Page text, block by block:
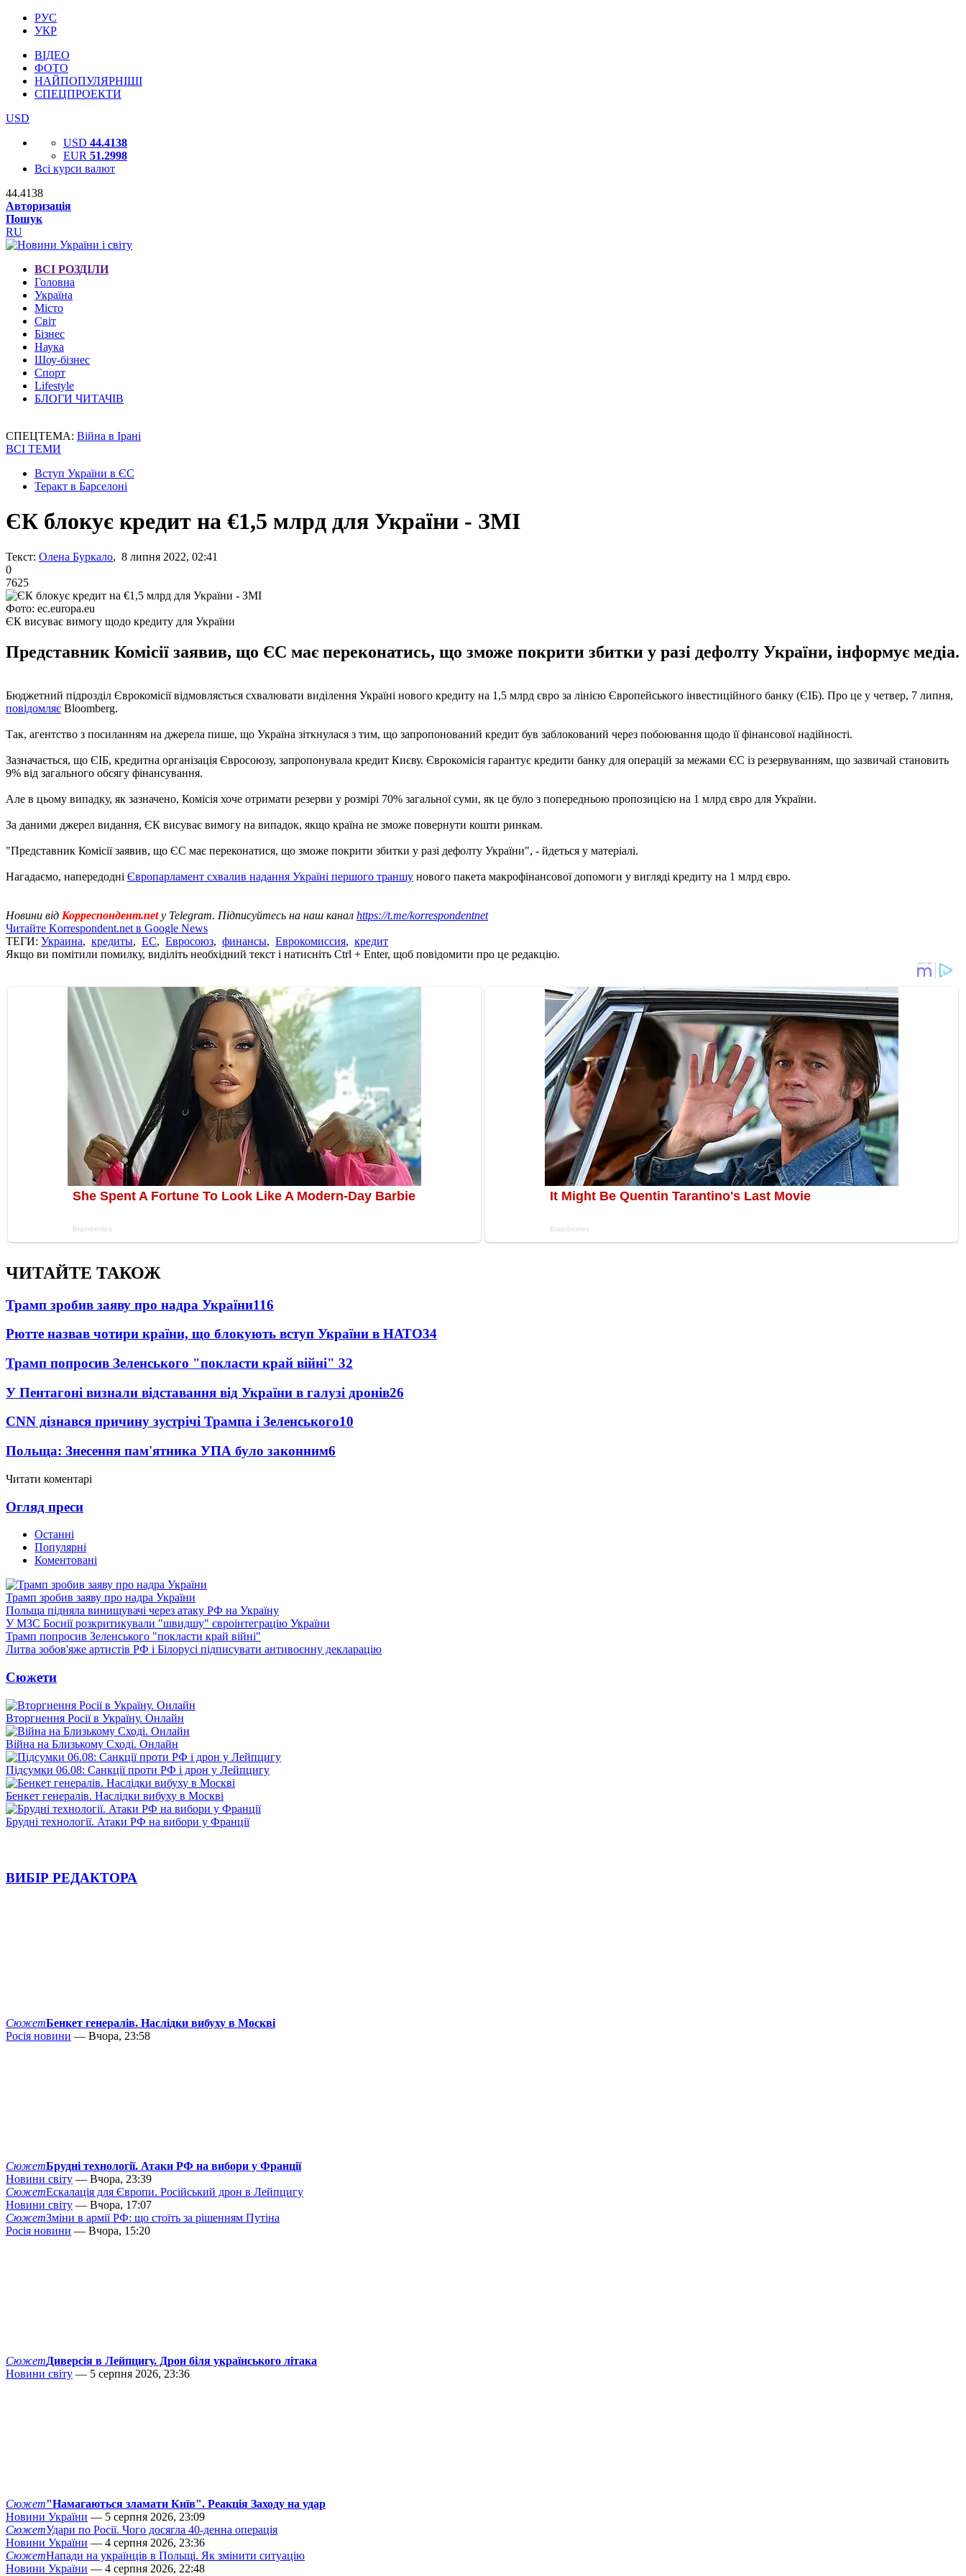
РУС
УКР
ВІДЕО
ФОТО
НАЙПОПУЛЯРНІШІ
СПЕЦПРОЕКТИ
USD
USD 44.4138
EUR 51.2998
Всі курси валют
44.4138
Авторизація
Пошук
RU
ВСІ РОЗДІЛИ
Головна
Україна
Місто
Світ
Бізнес
Наука
Шоу-бізнес
Спорт
Lifestyle
БЛОГИ ЧИТАЧІВ
СПЕЦТЕМА: Війна в Ірані
ВСІ ТЕМИ
Вступ України в ЄС
Теракт в Барселоні
ЄК блокує кредит на €1,5 млрд для України - ЗМІ
Текст: Олена Буркало, 8 липня 2022, 02:41
0
7625
Фото: ec.europa.eu
ЄК висуває вимогу щодо кредиту для України
Представник Комісії заявив, що ЄС має переконатись, що зможе покрити збитки у разі дефолту України, інформує медіа.
Бюджетний підрозділ Єврокомісії відмовляється схвалювати виділення Україні нового кредиту на 1,5 млрд євро за лінією Європейського інвестиційного банку (ЄІБ). Про це у четвер, 7 липня,
повідомляє Bloomberg.
Так, агентство з посиланням на джерела пише, що Україна зіткнулася з тим, що запропонований кредит був заблокований через побоювання щодо її фінансової надійності.
Зазначається, що ЄІБ, кредитна організація Євросоюзу, запропонувала кредит Києву. Єврокомісія гарантує кредити банку для операцій за межами ЄС із резервуванням, що зазвичай становить
9% від загального обсягу фінансування.
Але в цьому випадку, як зазначено, Комісія хоче отримати резерви у розмірі 70% загальної суми, як це було з попередньою пропозицією на 1 млрд євро для України.
За даними джерел видання, ЄК висуває вимогу на випадок, якщо країна не зможе повернути кошти ринкам.
"Представник Комісії заявив, що ЄС має переконатися, що зможе покрити збитки у разі дефолту України", - йдеться у матеріалі.
Нагадаємо, напередодні Європарламент схвалив надання Україні першого траншу нового пакета макрофінансової допомоги у вигляді кредиту на 1 млрд євро.
Новини від Корреспондент.netу Telegram. Підписуйтесь на наш канал https://t.me/korrespondentnet
Читайте Korrespondent.net в Google News
ТЕГИ: Украина, кредиты, ЕС, Евросоюз, финансы, Еврокомиссия, кредит
Якщо ви помітили помилку, виділіть необхідний текст і натисніть Ctrl + Enter, щоб повідомити про це редакцію.
ЧИТАЙТЕ ТАКОЖ
Трамп зробив заяву про надра України116
Рютте назвав чотири країни, що блокують вступ України в НАТО34
Трамп попросив Зеленського "покласти край війні" 32
У Пентагоні визнали відставання від України в галузі дронів26
CNN дізнався причину зустрічі Трампа і Зеленського10
Польща: Знесення пам'ятника УПА було законним6
Читати коментарі
Огляд преси
Останні
Популярні
Коментовані
Трамп зробив заяву про надра України
Польща підняла винищувачі через атаку РФ на Україну
У МЗС Боснії розкритикували "швидшу" євроінтеграцію України
Трамп попросив Зеленського "покласти край війні"
Литва зобов'яже артистів РФ і Білорусі підписувати антивоєнну декларацію
Сюжети
Вторгнення Росії в Україну. Онлайн
Війна на Близькому Сході. Онлайн
Підсумки 06.08: Санкції проти РФ і дрон у Лейпцигу
Бенкет генералів. Наслідки вибуху в Москві
Брудні технології. Атаки РФ на вибори у Франції
ВИБІР РЕДАКТОРА
СюжетБенкет генералів. Наслідки вибуху в Москві
Росія новини — Вчора, 23:58
СюжетБрудні технології. Атаки РФ на вибори у Франції
Новини світу — Вчора, 23:39
СюжетЕскалація для Європи. Російський дрон в Лейпцигу
Новини світу — Вчора, 17:07
СюжетЗміни в армії РФ: що стоїть за рішенням Путіна
Росія новини — Вчора, 15:20
СюжетДиверсія в Лейпцигу. Дрон біля українського літака
Новини світу — 5 серпня 2026, 23:36
Сюжет"Намагаються зламати Київ". Реакція Заходу на удар
Новини України — 5 серпня 2026, 23:09
СюжетУдари по Росії. Чого досягла 40-денна операція
Новини України — 4 серпня 2026, 23:36
СюжетНапади на українців в Польщі. Як змінити ситуацію
Новини України — 4 серпня 2026, 22:48